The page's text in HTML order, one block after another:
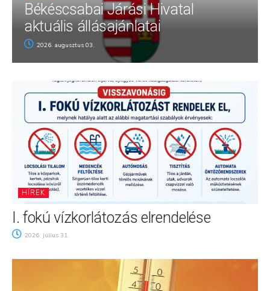
Békéscsabai Járási Hivatal
aktuális állásajánlatai
2026. augusztus 03.
HÍREK
I. fokú vízkorlátozás elrendelése
2026. július 31.